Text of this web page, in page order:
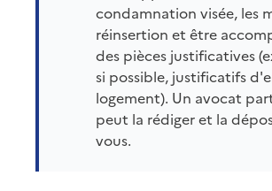
condamnation visée, les
réinsertion et être
des pièces justificatives
si possible, justificatifs
logement). Un avocat
peut la rédiger et la
vous.